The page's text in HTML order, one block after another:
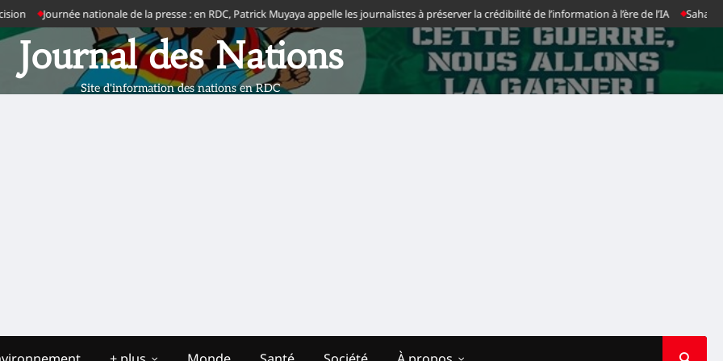
Journée nationale de la presse : en RDC, Patrick Muyaya appelle les journalistes à préserver la crédibilité de l’information à l’ère de l’IA Sahara : la
Journal des Nations
Site d'information des nations en RDC